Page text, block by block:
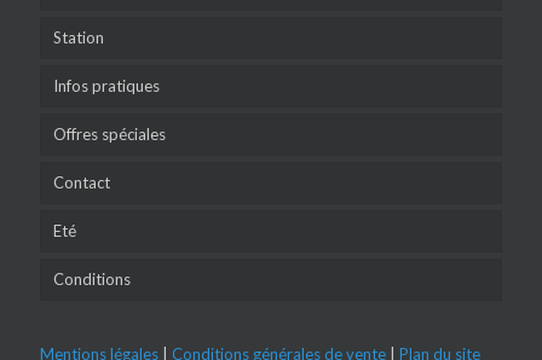
Station
Infos pratiques
Offres spéciales
Contact
Eté
Conditions
Mentions légales | Conditions générales de vente | Plan du site